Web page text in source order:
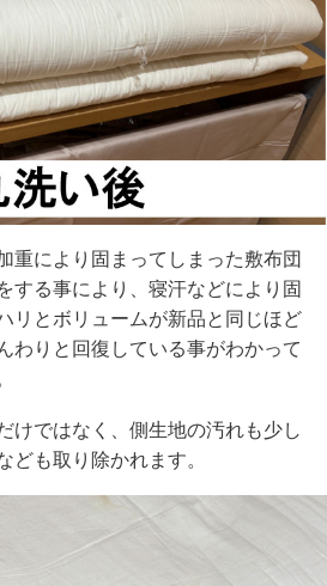
重により固まってしまった敷布団
する事により、寝汗などにより固
リとボリュームが新品と同じほど
わりと回復している事がわかって
けではなく、側生地の汚れも少し
ども取り除かれます。